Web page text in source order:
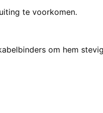
te voorkomen.
om hem